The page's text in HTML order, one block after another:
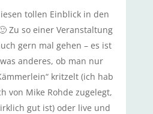
tollen Einblick in den
Zu so einer Veranstaltung
gern mal gehen – es ist
anderes, ob man nur
kritzelt (ich hab
von Mike Rohde zugelegt,
gut ist) oder live und